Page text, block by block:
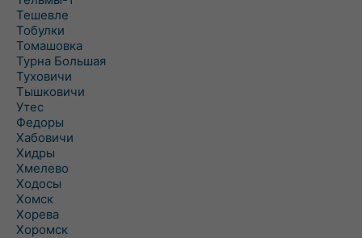
Тешевле
Тобулки
Томашовка
Турна Большая
Туховичи
Тышковичи
Утес
Федоры
Хабовичи
Хидры
Хмелево
Ходосы
Хомск
Хорева
Хоромск